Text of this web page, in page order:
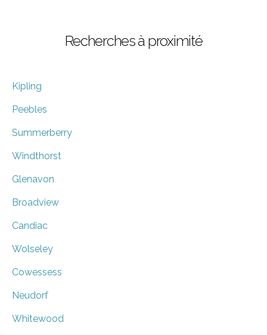
Recherches à proximité
Kipling
Peebles
Summerberry
Windthorst
Glenavon
Broadview
Candiac
Wolseley
Cowessess
Neudorf
Whitewood